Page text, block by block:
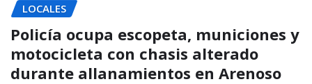
LOCALES
Policía ocupa escopeta, municiones y
motocicleta con chasis alterado
durante allanamientos en Arenoso